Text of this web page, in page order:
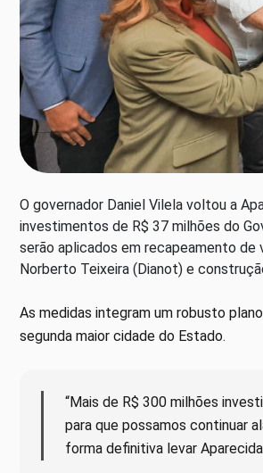
O governador Daniel Vilela voltou a
investimentos de R$ 37 milhões do
serão aplicados em recapeamento de
Norberto Teixeira (Dianot) e
As medidas integram um robusto
segunda maior cidade do Estado.
“Mais de R$ 300 milhões
para que possamos continuar
forma definitiva levar